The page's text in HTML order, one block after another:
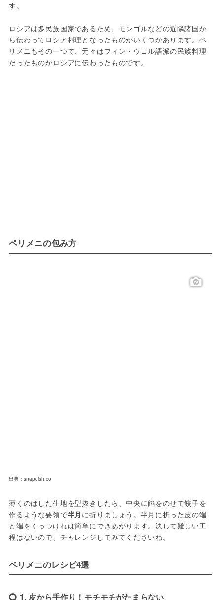
す。
ロシアは多民族国家であるため、モンゴルなどの近隣諸国か
ら伝わってロシア料理となったものがいくつかあります。ペ
リメニもその一つで、元々はフィン・ウゴル語派の民族料理
だったものがロシアに伝わったものです。
ペリメニの包み方
出典：snapdish.co
薄くのばした生地を型抜きしたら、中央に餡をのせて餃子を
作るような要領で半月 に折りましょう。半月に折った皮の端
と端をくっつければ簡単にできあがります。決して難しい工
程はないので、チャレンジしてみてくださいね。
ペリメニのレシピ4選
1. 皮から手作り！モチモチがたまらない